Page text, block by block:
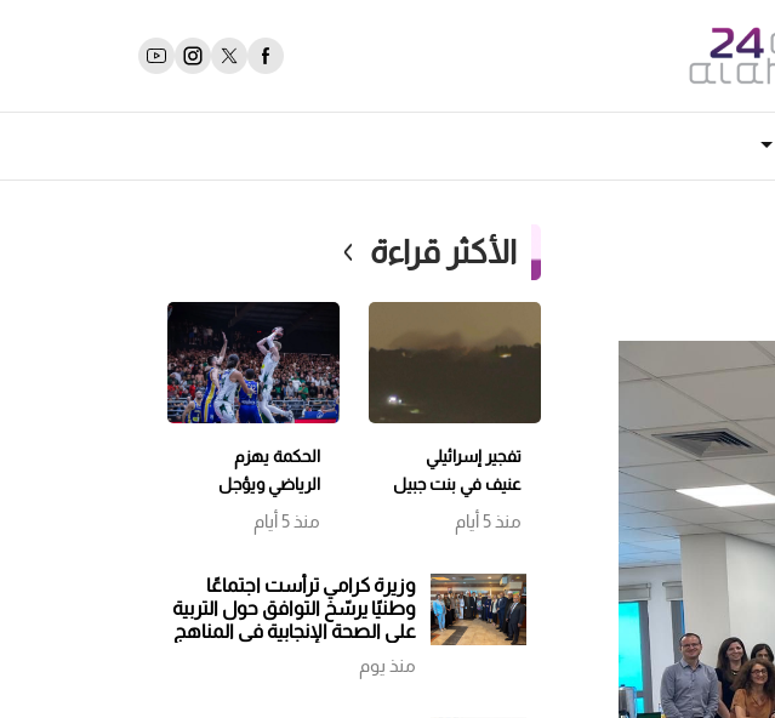
الأكثر قراءة
تفجير إسرائيلي
عنيف في بنت جبيل
وتمشيط باتجاه
منذ 5 أيام
الحكمة يهزم
الرياضي ويؤجل
حسم اللقب إلى
مباراة سابعة
منذ 5 أيام
وزيرة كرامي ترأست اجتماعًا
وطنيًا يرسّخ التوافق حول التربية
على الصحة الإنجابية في المناهج
منذ يوم